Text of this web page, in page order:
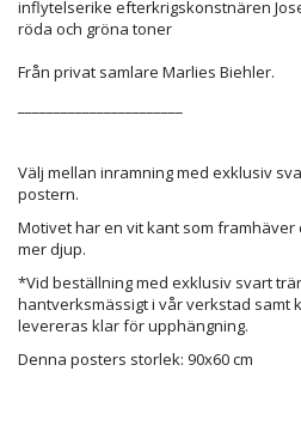
inflytelserike efterkrigskonstnären
röda och gröna toner
Från privat samlare Marlies Biehler.
Välj mellan inramning med exklusiv
postern.
Motivet har en vit kant som framhäver
mer djup.
*Vid beställning med exklusiv svart
hantverksmässigt i vår verkstad samt
levereras klar för upphängning.
Denna posters storlek: 90x60 cm